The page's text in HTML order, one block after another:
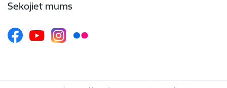
Sekojiet mums